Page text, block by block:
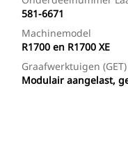
581-6671
Machinemodel
R1700 en R1700 XE
Graafwerktuigen
Modulair aangelast,